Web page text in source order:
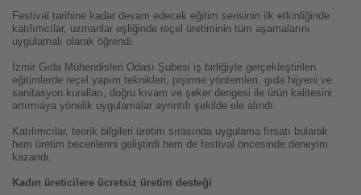
Festival tarihine kadar devam edecek eğitim serisinin ilk etkinliğinde
katılımcılar, uzmanlar eşliğinde reçel üretiminin tüm aşamalarını
uygulamalı olarak öğrendi.
İzmir Gıda Mühendisleri Odası Şubesi iş birliğiyle gerçekleştirilen
eğitimlerde reçel yapım teknikleri, pişirme yöntemleri, gıda hijyeni ve
sanitasyon kuralları, doğru kıvam ve şeker dengesi ile ürün kalitesini
artırmaya yönelik uygulamalar ayrıntılı şekilde ele alındı.
Katılımcılar, teorik bilgileri üretim sırasında uygulama fırsatı bularak
hem üretim becerilerini geliştirdi hem de festival öncesinde deneyim
kazandı.
Kadın üreticilere ücretsiz üretim desteği